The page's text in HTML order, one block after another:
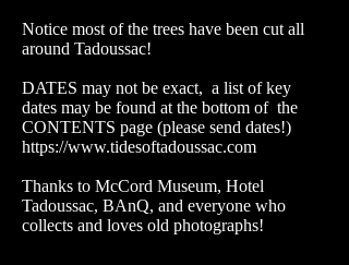
Notice most of the trees have been cut all
around Tadoussac!
DATES may not be exact, a list of key
dates may be found at the bottom of the
CONTENTS page (please send dates!)
https://www.tidesoftadoussac.com
Thanks to McCord Museum, Hotel
Tadoussac, BAnQ, and everyone who
collects and loves old photographs!